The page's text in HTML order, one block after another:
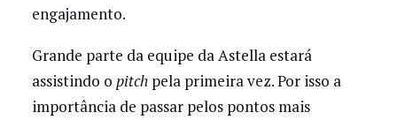
engajamento.
Grande parte da equipe da Astella estará
assistindo o pitchpela primeira vez. Por isso a
importância de passar pelos pontos mais